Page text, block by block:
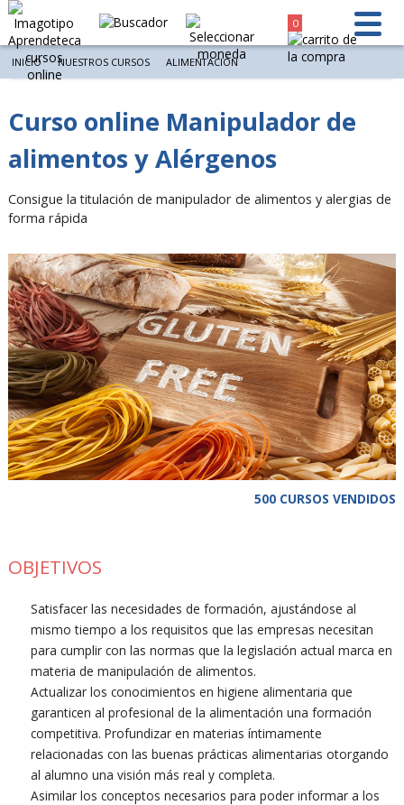
0
INICIO NUESTROS CURSOS ALIMENTACIÓN
Curso online Manipulador de
alimentos y Alérgenos
Consigue la titulación de manipulador de alimentos y alergias de
forma rápida
500 CURSOS VENDIDOS
OBJETIVOS
Satisfacer las necesidades de formación, ajustándose al
mismo tiempo a los requisitos que las empresas necesitan
para cumplir con las normas que la legislación actual marca en
materia de manipulación de alimentos.
Actualizar los conocimientos en higiene alimentaria que
garanticen al profesional de la alimentación una formación
competitiva. Profundizar en materias íntimamente
relacionadas con las buenas prácticas alimentarias otorgando
al alumno una visión más real y completa.
Asimilar los conceptos necesarios para poder informar a los